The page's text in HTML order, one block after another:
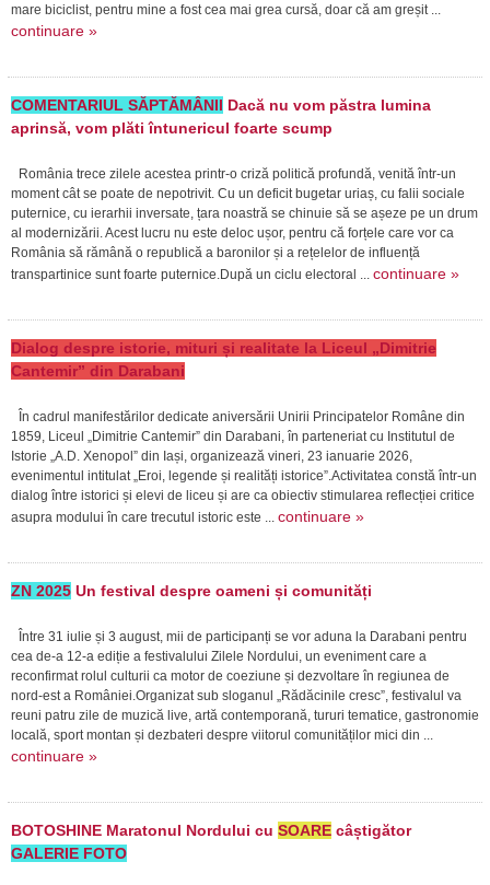
mare biciclist, pentru mine a fost cea mai grea cursă, doar că am greșit ...
continuare »
COMENTARIUL SĂPTĂMÂNII Dacă nu vom păstra lumina
aprinsă, vom plăti întunericul foarte scump
România trece zilele acestea printr-o criză politică profundă, venită într-un
moment cât se poate de nepotrivit. Cu un deficit bugetar uriaș, cu falii sociale
puternice, cu ierarhii inversate, țara noastră se chinuie să se așeze pe un drum
al modernizării. Acest lucru nu este deloc ușor, pentru că forțele care vor ca
România să rămână o republică a baronilor și a rețelelor de influență
transpartinice sunt foarte puternice.După un ciclu electoral ... continuare »
Dialog despre istorie, mituri și realitate la Liceul „Dimitrie
Cantemir” din Darabani
În cadrul manifestărilor dedicate aniversării Unirii Principatelor Române din
1859, Liceul „Dimitrie Cantemir” din Darabani, în parteneriat cu Institutul de
Istorie „A.D. Xenopol” din Iași, organizează vineri, 23 ianuarie 2026,
evenimentul intitulat „Eroi, legende și realități istorice”.Activitatea constă într-un
dialog între istorici și elevi de liceu și are ca obiectiv stimularea reflecției critice
asupra modului în care trecutul istoric este ... continuare »
ZN 2025Un festival despre oameni și comunități
Între 31 iulie și 3 august, mii de participanți se vor aduna la Darabani pentru
cea de-a 12-a ediție a festivalului Zilele Nordului, un eveniment care a
reconfirmat rolul culturii ca motor de coeziune și dezvoltare în regiunea de
nord-est a României.Organizat sub sloganul „Rădăcinile cresc”, festivalul va
reuni patru zile de muzică live, artă contemporană, tururi tematice, gastronomie
locală, sport montan și dezbateri despre viitorul comunităților mici din ...
continuare »
BOTOSHINE Maratonul Nordului cu SOAREcâștigător
GALERIE FOTO